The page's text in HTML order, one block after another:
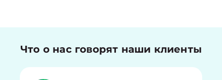
Что о нас говорят наши клиенты